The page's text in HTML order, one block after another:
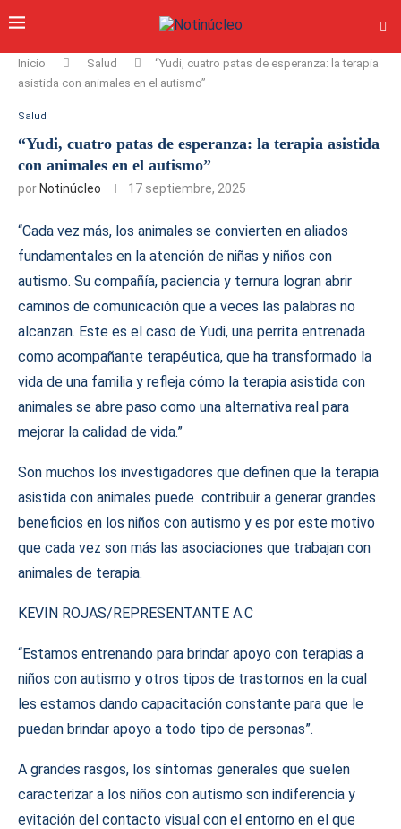
Inicio Salud
“Yudi, cuatro patas de esperanza: la terapia
asistida con animales en el autismo”
Salud
“Yudi, cuatro patas de esperanza: la terapia asistida
con animales en el autismo”
por Notinúcleo 17 septiembre, 2025
“Cada vez más, los animales se convierten en aliados
fundamentales en la atención de niñas y niños con
autismo. Su compañía, paciencia y ternura logran abrir
caminos de comunicación que a veces las palabras no
alcanzan. Este es el caso de Yudi, una perrita entrenada
como acompañante terapéutica, que ha transformado la
vida de una familia y refleja cómo la terapia asistida con
animales se abre paso como una alternativa real para
mejorar la calidad de vida.”
Son muchos los investigadores que definen que la terapia
asistida con animales puede contribuir a generar grandes
beneficios en los niños con autismo y es por este motivo
que cada vez son más las asociaciones que trabajan con
animales de terapia.
KEVIN ROJAS/REPRESENTANTE A.C
“Estamos entrenando para brindar apoyo con terapias a
niños con autismo y otros tipos de trastornos en la cual
les estamos dando capacitación constante para que le
puedan brindar apoyo a todo tipo de personas”.
A grandes rasgos, los síntomas generales que suelen
caracterizar a los niños con autismo son indiferencia y
evitación del contacto visual con el entorno en el que